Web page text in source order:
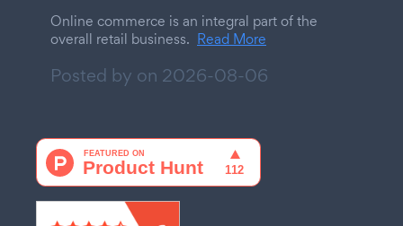
Online commerce is an integral part of the
overall retail business. Read More
Posted by on 2026-08-06